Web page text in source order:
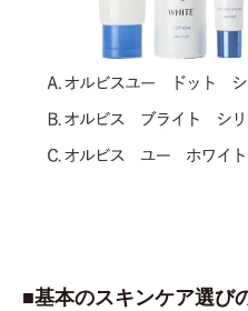
■基本のスキンケア選び